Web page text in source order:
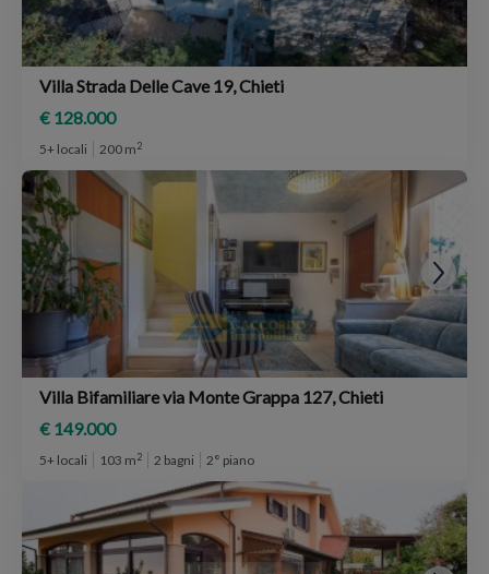
Villa Strada Delle Cave 19, Chieti
€ 128.000
5+ locali 200 m2
Villa Bifamiliare via Monte Grappa 127, Chieti
€ 149.000
5+ locali 103 m2 2 bagni 2° piano